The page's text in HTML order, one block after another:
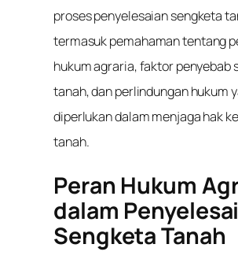
proses penyelesaian sengketa
termasuk pemahaman tentang
hukum agraria, faktor penyebab
tanah, dan perlindungan hukum
diperlukan dalam menjaga hak
tanah.
Peran Hukum
dalam
Sengketa Tanah